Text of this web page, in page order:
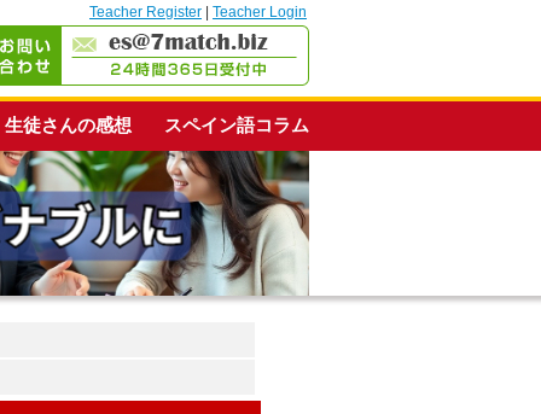
Teacher Register Teacher Login
生徒さんの感想 スペイン語コラム